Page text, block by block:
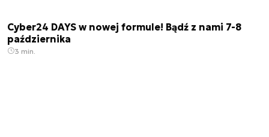
Cyber24 DAYS w nowej formule! Bądź z nami 7-8
października
3 min.